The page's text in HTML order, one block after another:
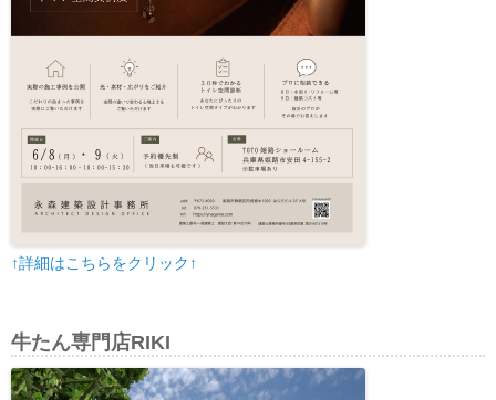
↑詳細はこちらをクリック↑
牛たん専門店RIKI